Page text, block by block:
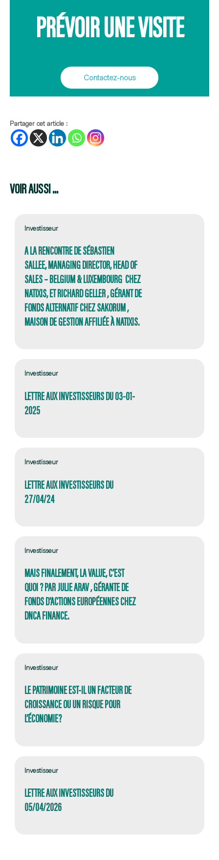
PRÉVOIR UNE VISITE
Contactez-nous
Partager cet article :
VOIR AUSSI ...
Investisseur
A LA RENCONTRE DE SÉBASTIEN
SALLEE, MANAGING DIRECTOR, HEAD OF
SALES – BELGIUM & LUXEMBOURG CHEZ
NATIXIS, ET RICHARD GELLER , GÉRANT DE
FONDS ALTERNATIF CHEZ SAKORUM ,
MAISON DE GESTION AFFILIÉE À NATIXIS.
Investisseur
LETTRE AUX INVESTISSEURS DU 03-01-
2025
Investisseur
LETTRE AUX INVESTISSEURS DU
27/04/24
Investisseur
MAIS FINALEMENT, LA VALUE, C’EST
QUOI ? PAR JULIE ARAV , GÉRANTE DE
FONDS D’ACTIONS EUROPÉENNES CHEZ
DNCA FINANCE.
Investisseur
LE PATRIMOINE EST-IL UN FACTEUR DE
CROISSANCE OU UN RISQUE POUR
L’ÉCONOMIE?
Investisseur
LETTRE AUX INVESTISSEURS DU
05/04/2026